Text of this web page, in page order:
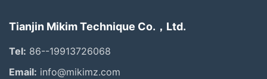
Tianjin Mikim Technique Co.，Ltd.
Tel: 86--19913726068
Email: info@mikimz.com